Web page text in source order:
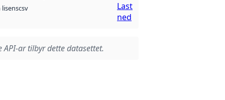
lisenscsv
Last
ned
API-ar tilbyr dette datasettet.